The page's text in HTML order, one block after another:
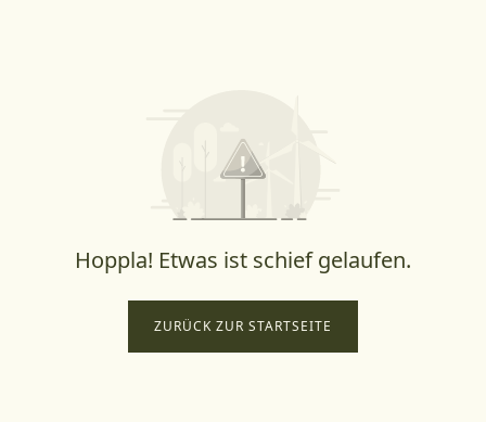
Hoppla! Etwas ist schief gelaufen.
ZURÜCK ZUR STARTSEITE